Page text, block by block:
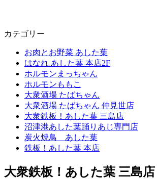
カテゴリー
お肉とお野菜 あした葉
はなれ あした葉 本店2F
ホルモンまっちゃん
ホルモンももこ
大衆酒場 たばちゃん
大衆酒場 たばちゃん 仲見世店
大衆鉄板！あした葉 三島店
沼津港あした葉踊りあじ専門店
炭火焼鳥 あした葉
鉄板！あした葉 本店
大衆鉄板！あした葉 三島店